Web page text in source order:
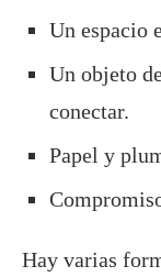
Un espacio
Un objeto
conectar.
Papel y
Hay varias